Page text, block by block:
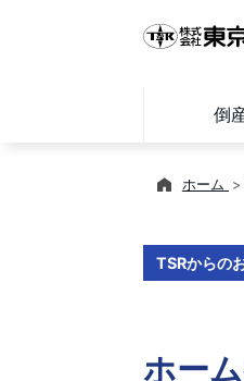
倒
ホーム
TSRからの
ホー